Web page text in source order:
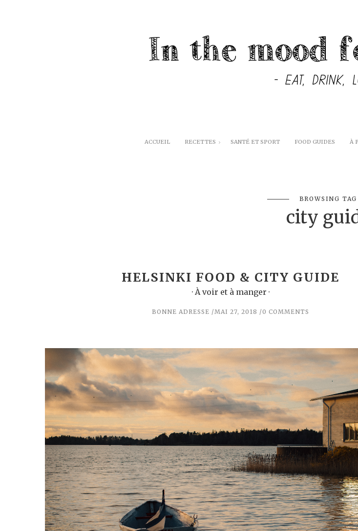
ACCUEIL RECETTES SANTÉ ET SPORT FOOD GUIDES À
BROWSING TAG
city
HELSINKI FOOD & CITY GUIDE
· À voir et à manger ·
BONNE ADRESSE MAI 27, 2018 0 COMMENTS